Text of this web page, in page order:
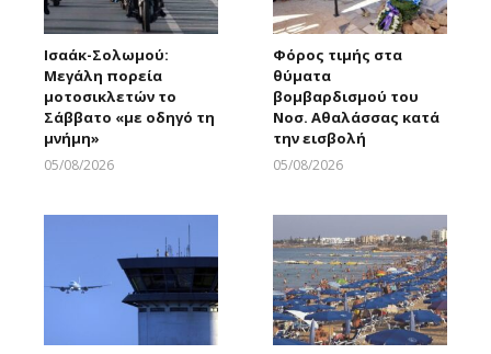
Ισαάκ-Σολωμού:
Μεγάλη πορεία
μοτοσικλετών το
Σάββατο «με οδηγό τη
μνήμη»
05/08/2026
Φόρος τιμής στα
θύματα
βομβαρδισμού του
Νοσ. Αθαλάσσας κατά
την εισβολή
05/08/2026